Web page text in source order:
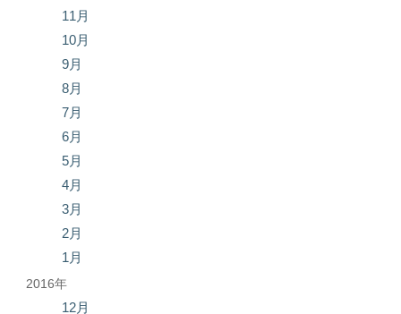
11月
10月
9月
8月
7月
6月
5月
4月
3月
2月
1月
2016年
12月